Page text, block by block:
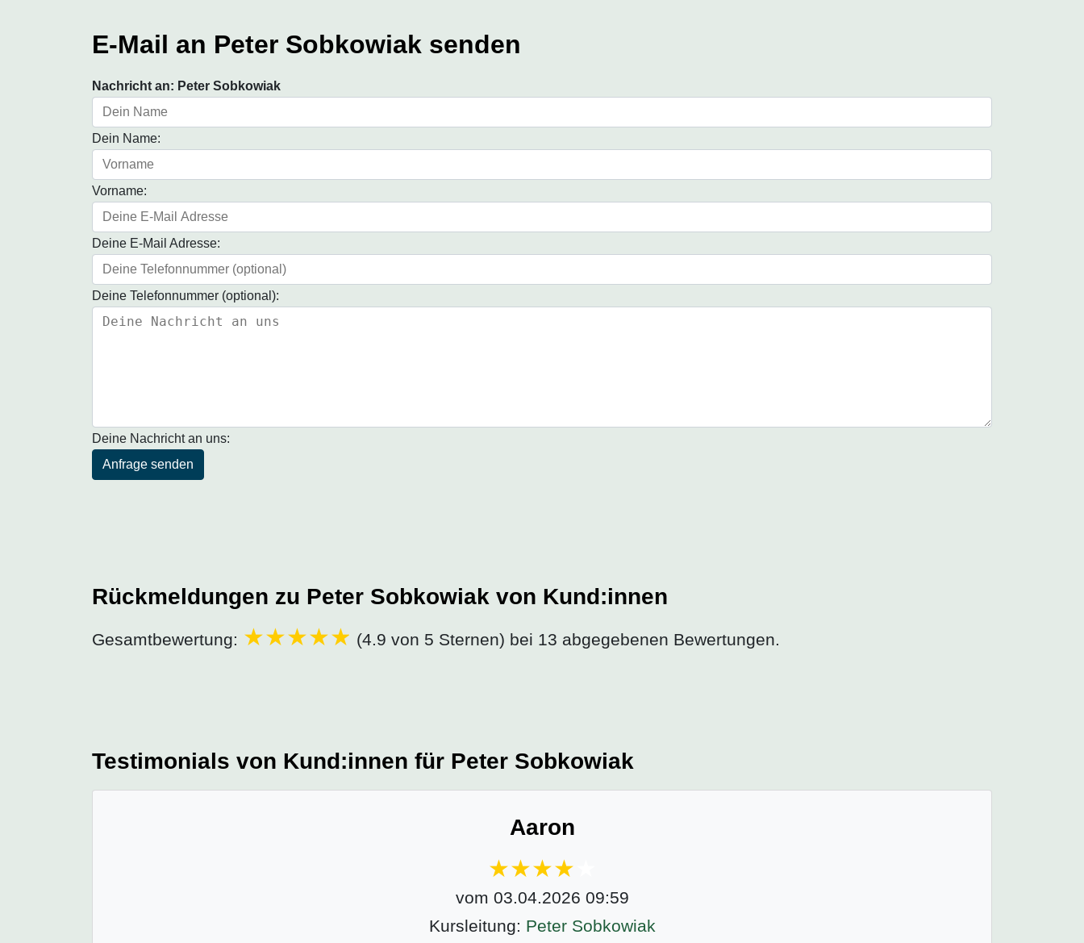
E-Mail an Peter Sobkowiak senden
Nachricht an: Peter Sobkowiak
Dein Name:
Vorname:
Deine E-Mail Adresse:
Deine Telefonnummer (optional):
Deine Nachricht an uns:
Anfrage senden
Rückmeldungen zu Peter Sobkowiak von Kund:innen
Gesamtbewertung: (4.9 von 5 Sternen) bei 13 abgegebenen Bewertungen.
Testimonials von Kund:innen für Peter Sobkowiak
Aaron
vom 03.04.2026 09:59
Kursleitung: Peter Sobkowiak